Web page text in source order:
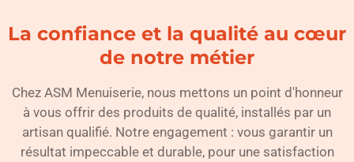
La confiance et la qualité au cœur
de notre métier
Chez ASM Menuiserie, nous mettons un point d'honneur
à vous offrir des produits de qualité, installés par un
artisan qualifié. Notre engagement : vous garantir un
résultat impeccable et durable, pour une satisfaction